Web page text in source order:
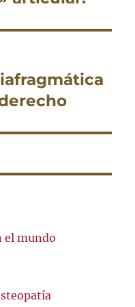
el mundo